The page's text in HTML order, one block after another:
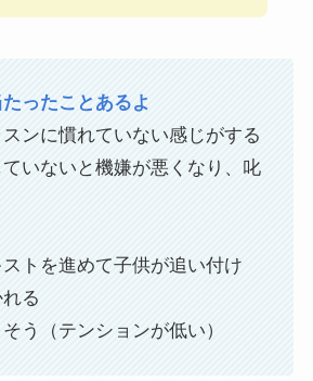
ったことあるよ
スンに慣れていない感じがする
ていないと機嫌が悪くなり、叱
ストを進めて子供が追い付け
る
う（テンションが低い）